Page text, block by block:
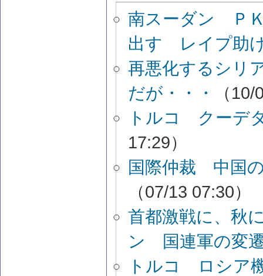
南スーダン Ｐ
出す レイプ助
再悪化するシ
だが・・・
（
トルコ クーデ
17:29）
国際仲裁 中国
（07/13 07:30）
首都激戦に、秋
ン 国連軍の変
トルコ ロシア